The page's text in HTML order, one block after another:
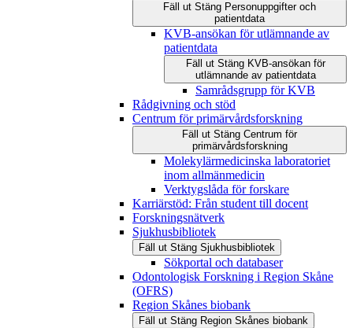
Fäll ut Stäng Personuppgifter och
patientdata
KVB-ansökan för utlämnande av
patientdata
Fäll ut Stäng KVB-ansökan för
utlämnande av patientdata
Samrådsgrupp för KVB
Rådgivning och stöd
Centrum för primärvårdsforskning
Fäll ut Stäng Centrum för
primärvårdsforskning
Molekylärmedicinska laboratoriet
inom allmänmedicin
Verktygslåda för forskare
Karriärstöd: Från student till docent
Forskningsnätverk
Sjukhusbibliotek
Fäll ut Stäng Sjukhusbibliotek
Sökportal och databaser
Odontologisk Forskning i Region Skåne
(OFRS)
Region Skånes biobank
Fäll ut Stäng Region Skånes biobank